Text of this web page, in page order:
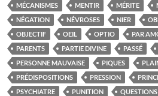
MÉCANISMES
MENTIR MÉRITE
NÉGATION
NÉVROSES NIER
OBJECTIF
OEIL OPTIO PAR
PARENTS
PARTIE DIVINE PASSÉ
PERSONNE MAUVAISE
PIQUES
PRÉDISPOSITIONS
PRESSION
PSYCHIATRE
PUNITION QUESTIONS